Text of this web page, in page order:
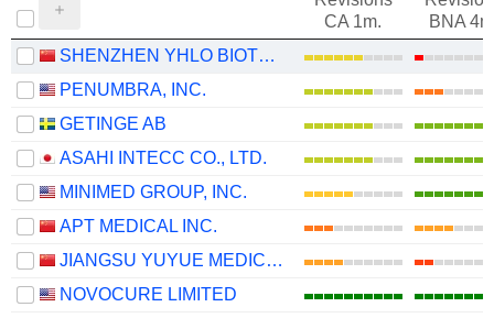
CA 1m.
BNA
SHENZHEN YHLO BIOTECH CO., LTD.
PENUMBRA, INC.
GETINGE AB
ASAHI INTECC CO., LTD.
MINIMED GROUP, INC.
APT MEDICAL INC.
JIANGSU YUYUE MEDICAL EQUIPMENT & SUPPLY CO., LTD.
NOVOCURE LIMITED